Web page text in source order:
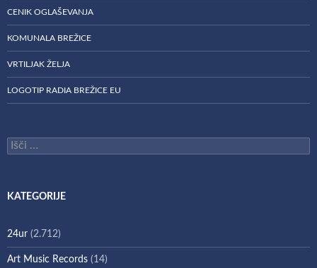
CENIK OGLAŠEVANJA
KOMUNALA BREŽICE
VRTILJAK ŽELJA
LOGOTIP RADIA BREŽICE EU
Išči:
KATEGORIJE
24ur (2.712)
Art Music Records (14)